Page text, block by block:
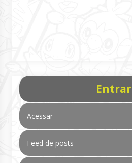
Entrar
Acessar
Feed de posts